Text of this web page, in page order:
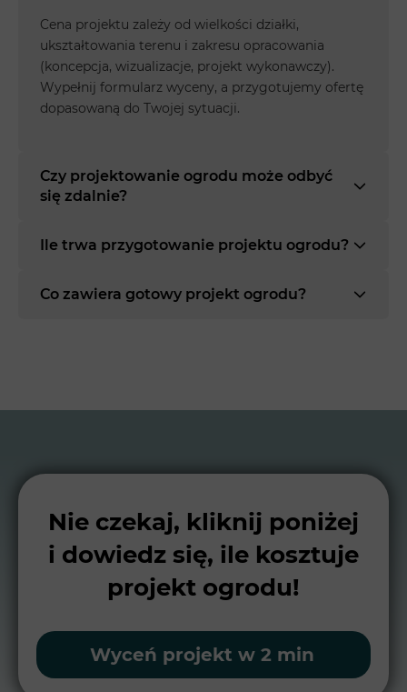
Cena projektu zależy od wielkości działki,
ukształtowania terenu i zakresu opracowania
(koncepcja, wizualizacje, projekt wykonawczy).
Wypełnij formularz wyceny, a przygotujemy ofertę
dopasowaną do Twojej sytuacji.
Czy projektowanie ogrodu może odbyć
się zdalnie?
Ile trwa przygotowanie projektu ogrodu?
Co zawiera gotowy projekt ogrodu?
Nie czekaj, kliknij poniżej
i dowiedz się, ile kosztuje
projekt ogrodu!
Wyceń projekt w 2 min